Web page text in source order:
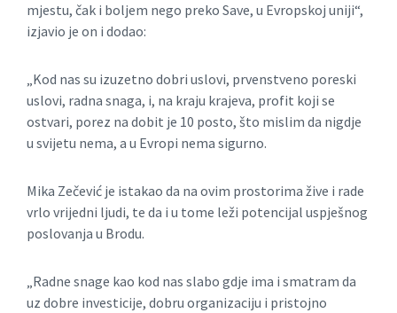
mjestu, čak i boljem nego preko Save, u Evropskoj uniji“,
izjavio je on i dodao:
„Kod nas su izuzetno dobri uslovi, prvenstveno poreski
uslovi, radna snaga, i, na kraju krajeva, profit koji se
ostvari, porez na dobit je 10 posto, što mislim da nigdje
u svijetu nema, a u Evropi nema sigurno.
Mika Zečević je istakao da na ovim prostorima žive i rade
vrlo vrijedni ljudi, te da i u tome leži potencijal uspješnog
poslovanja u Brodu.
„Radne snage kao kod nas slabo gdje ima i smatram da
uz dobre investicije, dobru organizaciju i pristojno